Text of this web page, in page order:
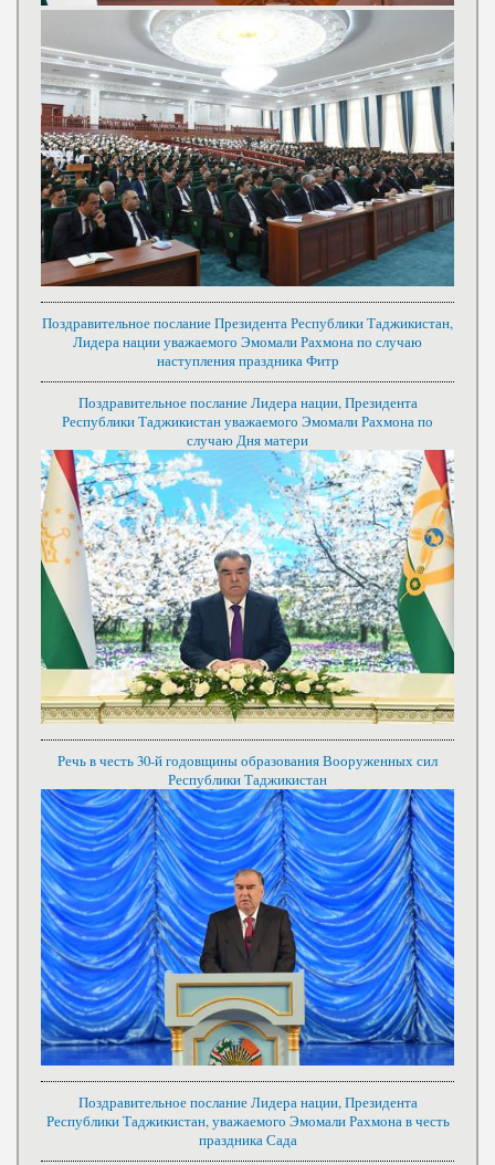
Поздравительное послание Президента Республики Таджикистан,
Лидера нации уважаемого Эмомали Рахмона по случаю
наступления праздника Фитр
Поздравительное послание Лидера нации, Президента
Республики Таджикистан уважаемого Эмомали Рахмона по
случаю Дня матери
Речь в честь 30-й годовщины образования Вооруженных сил
Республики Таджикистан
Поздравительное послание Лидера нации, Президента
Республики Таджикистан, уважаемого Эмомали Рахмона в честь
праздника Сада